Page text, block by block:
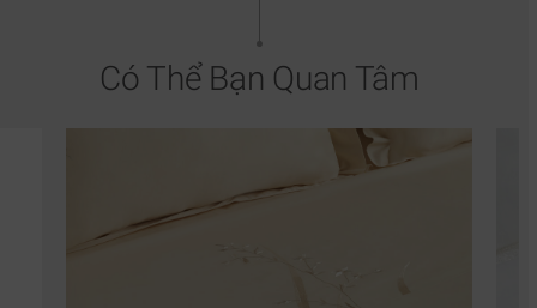
Có Thể Bạn Quan Tâm